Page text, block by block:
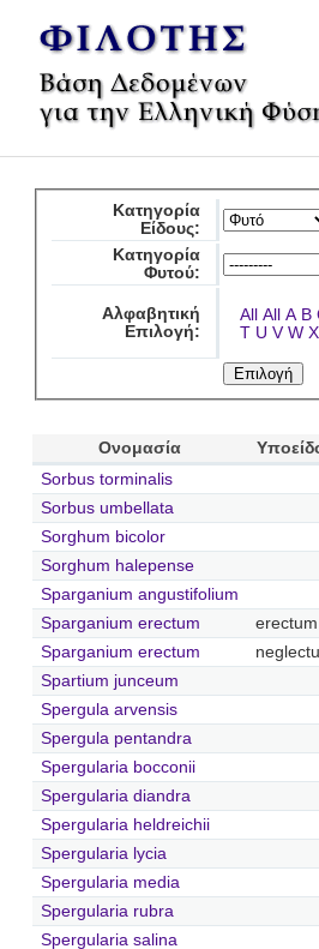
Κατηγορία
Είδους:
Κατηγορία
Φυτού:
Αλφαβητική
Επιλογή:
All All A B
T U V W X
Ονομασία
Sorbus torminalis
Sorbus umbellata
Sorghum bicolor
Sorghum halepense
Sparganium angustifolium
Sparganium erectum
erectum
Sparganium erectum
Spartium junceum
Spergula arvensis
Spergula pentandra
Spergularia bocconii
Spergularia diandra
Spergularia heldreichii
Spergularia lycia
Spergularia media
Spergularia rubra
Spergularia salina